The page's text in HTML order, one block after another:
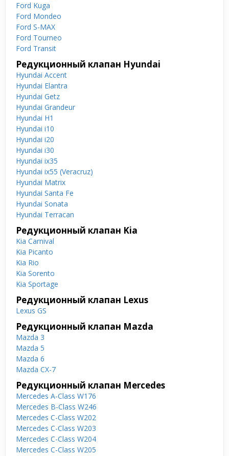
Ford Kuga
Ford Mondeo
Ford S-MAX
Ford Tourneo
Ford Transit
Редукционный клапан Hyundai
Hyundai Accent
Hyundai Elantra
Hyundai Getz
Hyundai Grandeur
Hyundai H1
Hyundai i10
Hyundai i20
Hyundai i30
Hyundai ix35
Hyundai ix55 (Veracruz)
Hyundai Matrix
Hyundai Santa Fe
Hyundai Sonata
Hyundai Terracan
Редукционный клапан Kia
Kia Carnival
Kia Picanto
Kia Rio
Kia Sorento
Kia Sportage
Редукционный клапан Lexus
Lexus GS
Редукционный клапан Mazda
Mazda 3
Mazda 5
Mazda 6
Mazda CX-7
Редукционный клапан Mercedes
Mercedes A-Class W176
Mercedes B-Class W246
Mercedes C-Class W202
Mercedes C-Class W203
Mercedes C-Class W204
Mercedes C-Class W205